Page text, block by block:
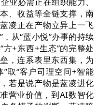
、收益等全链支撑，南
凌正在产物立异上一飞
从“蓝小悦”办事的持续
+东西+生态”的完整处
，连系表里东西集，为
取“客户司理空间+智能
若是说产物是蓝凌进化
营业价值，到AI数智化